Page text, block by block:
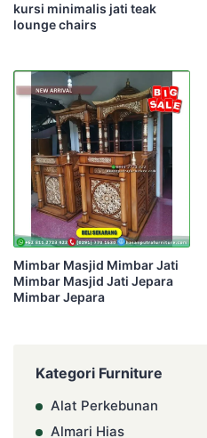
kursi minimalis jati teak
lounge chairs
Mimbar Masjid Mimbar Jati
Mimbar Masjid Jati Jepara
Mimbar Jepara
Kategori Furniture
Alat Perkebunan
Almari Hias